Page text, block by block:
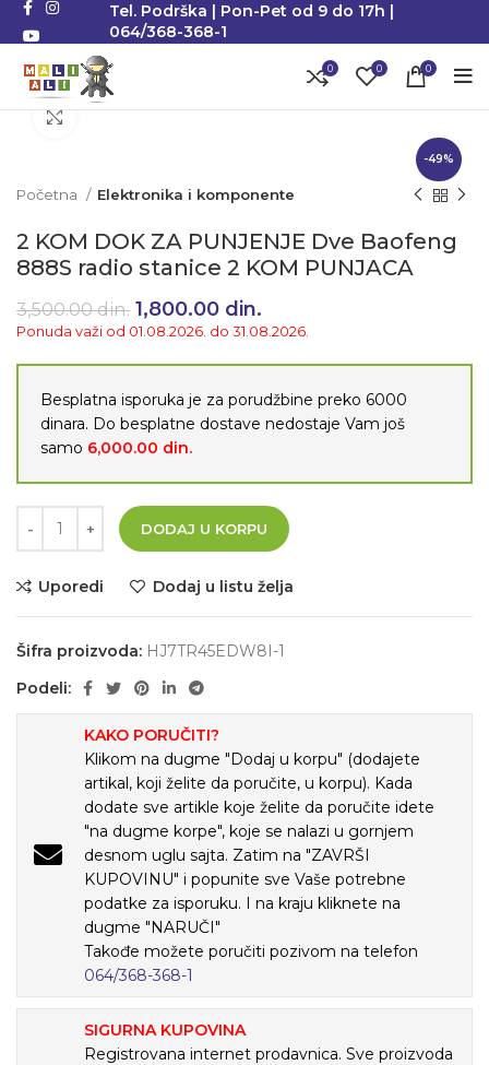
Tel. Podrška | Pon-Pet od 9 do 17h |
064/368-368-1
0 0 0
-49%
Početna Elektronika i komponente
2 KOM DOK ZA PUNJENJE Dve Baofeng
888S radio stanice 2 KOM PUNJACA
3,500.00din. Originalna cena je bila:
3,500.00 din..
1,800.00 din.
1,800.00 din..
Ponuda važi od 01.08.2026. do 31.08.2026.
Besplatna isporuka je za porudžbine preko 6000
dinara. Do besplatne dostave nedostaje Vam još
samo 6,000.00 din.
DODAJ U KORPU
Uporedi Dodaj u listu želja
Šifra proizvoda: HJ7TR45EDW8I-1
Podeli:
KAKO PORUČITI?
Klikom na dugme "Dodaj u korpu" (dodajete
artikal, koji želite da poručite, u korpu). Kada
dodate sve artikle koje želite da poručite idete
"na dugme korpe", koje se nalazi u gornjem
desnom uglu sajta. Zatim na "ZAVRŠI
KUPOVINU" i popunite sve Vaše potrebne
podatke za isporuku. I na kraju kliknete na
dugme "NARUČI"
Takođe možete poručiti pozivom na telefon
064/368-368-1
SIGURNA KUPOVINA
Registrovana internet prodavnica. Sve proizvoda